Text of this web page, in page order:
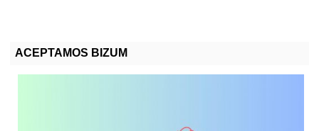
ACEPTAMOS BIZUM